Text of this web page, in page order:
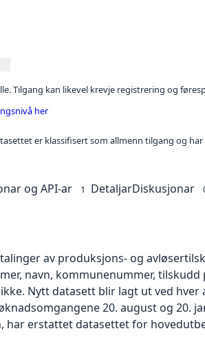
Tilgang kan likevel krevje registrering og
her
er klassifisert som allmenn tilgang og
og API-ar 1 DetaljarDiskusjonar
av produksjons- og
navn, kommunenummer,
Nytt datasett blir lagt ut ved
20. august og 20.
har erstattet datasettet for